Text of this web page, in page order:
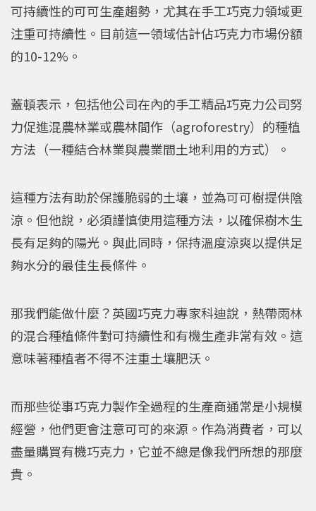
可持續性的可可生產趨勢，尤其在手工巧克力領域更
注重可持續性。目前這一領域估計佔巧克力市場份額
的10-12%。
蓋頓表示，包括他公司在內的手工精品巧克力公司努
力促進混農林業或農林間作（agroforestry）的種植
方法（一種結合林業與農業間土地利用的方式）。
這種方法有助於保護脆弱的土壤，並為可可樹提供陰
涼。但他說，必須謹慎使用這種方法，以確保樹木生
長有足夠的陽光。與此同時，保持溫度涼爽以提供足
夠水分的最佳生長條件。
那我們能做什麼？英國巧克力專家科迪說，熱帶雨林
的混合種植條件對可持續性和有機生產非常有效。這
意味著種植者不得不注重土壤肥沃。
而那些從事巧克力製作全過程的生產商通常是小規模
經營，他們更會注意可可的來源。作為消費者，可以
盡量購買有機巧克力，它並不總是像我們所想的那麼
貴。